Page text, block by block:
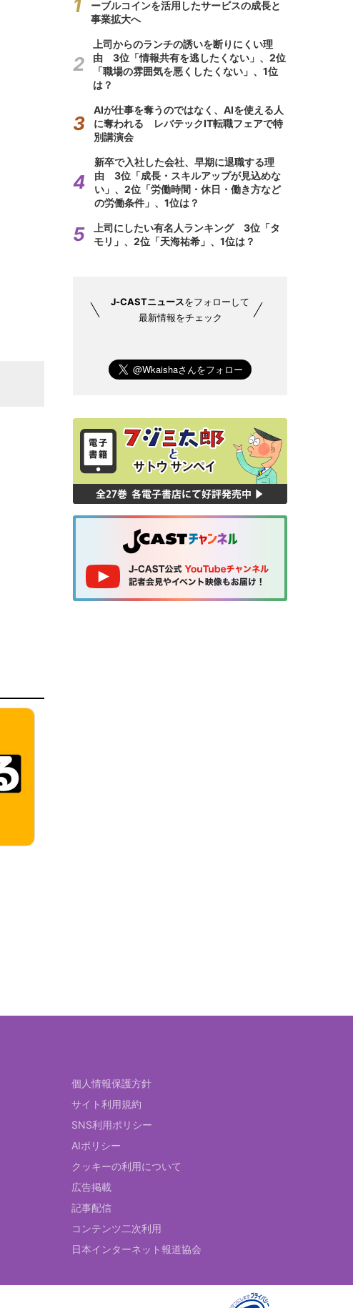
ーブルコインを活用したサービスの成長と
事業拡大へ
上司からのランチの誘いを断りにくい理
由 3位「情報共有を逃したくない」、2位
「職場の雰囲気を悪くしたくない」、1位
は？
AIが仕事を奪うのではなく、AIを使える人
に奪われる レバテックIT転職フェアで特
別講演会
新卒で入社した会社、早期に退職する理
由 3位「成長・スキルアップが見込めな
い」、2位「労働時間・休日・働き方など
の労働条件」、1位は？
上司にしたい有名人ランキング 3位「タ
モリ」、2位「天海祐希」、1位は？
J-CASTニュースをフォローして
最新情報をチェック
個人情報保護方針
サイト利用規約
SNS利用ポリシー
AIポリシー
クッキーの利用について
広告掲載
記事配信
コンテンツ二次利用
日本インターネット報道協会